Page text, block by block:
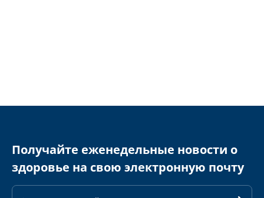
Получайте еженедельные новости о
здоровье на свою электронную почту
Адрес